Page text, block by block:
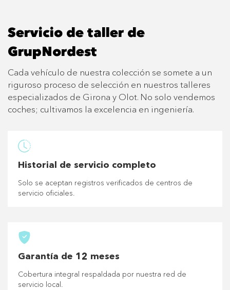
Servicio de taller de
GrupNordest
Cada vehículo de nuestra colección se somete a un
riguroso proceso de selección en nuestros talleres
especializados de Girona y Olot. No solo vendemos
coches; cultivamos la excelencia en ingeniería.
Historial de servicio completo
Solo se aceptan registros verificados de centros de
servicio oficiales.
Garantía de 12 meses
Cobertura integral respaldada por nuestra red de
servicio local.